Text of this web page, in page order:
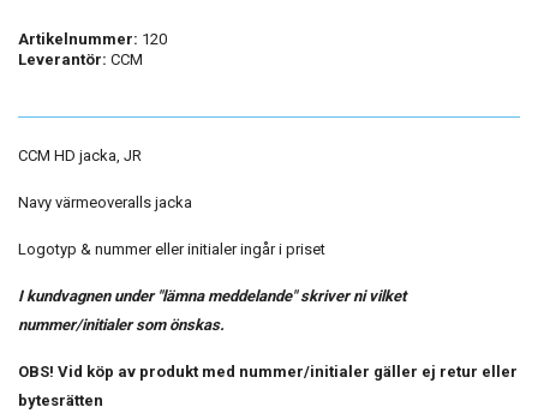
Artikelnummer: 120
Leverantör: CCM
CCM HD jacka, JR
Navy värmeoveralls jacka
Logotyp & nummer eller initialer ingår i priset
I kundvagnen under "lämna meddelande" skriver ni vilket
nummer/initialer som önskas.
OBS! Vid köp av produkt med nummer/initialer gäller ej retur eller
bytesrätten